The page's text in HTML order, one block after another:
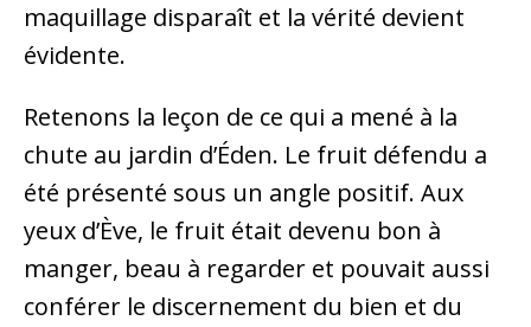
maquillage disparaît et la vérité devient
évidente.
Retenons la leçon de ce qui a mené à la
chute au jardin d’Éden. Le fruit défendu a
été présenté sous un angle positif. Aux
yeux d’Ève, le fruit était devenu bon à
manger, beau à regarder et pouvait aussi
conférer le discernement du bien et du